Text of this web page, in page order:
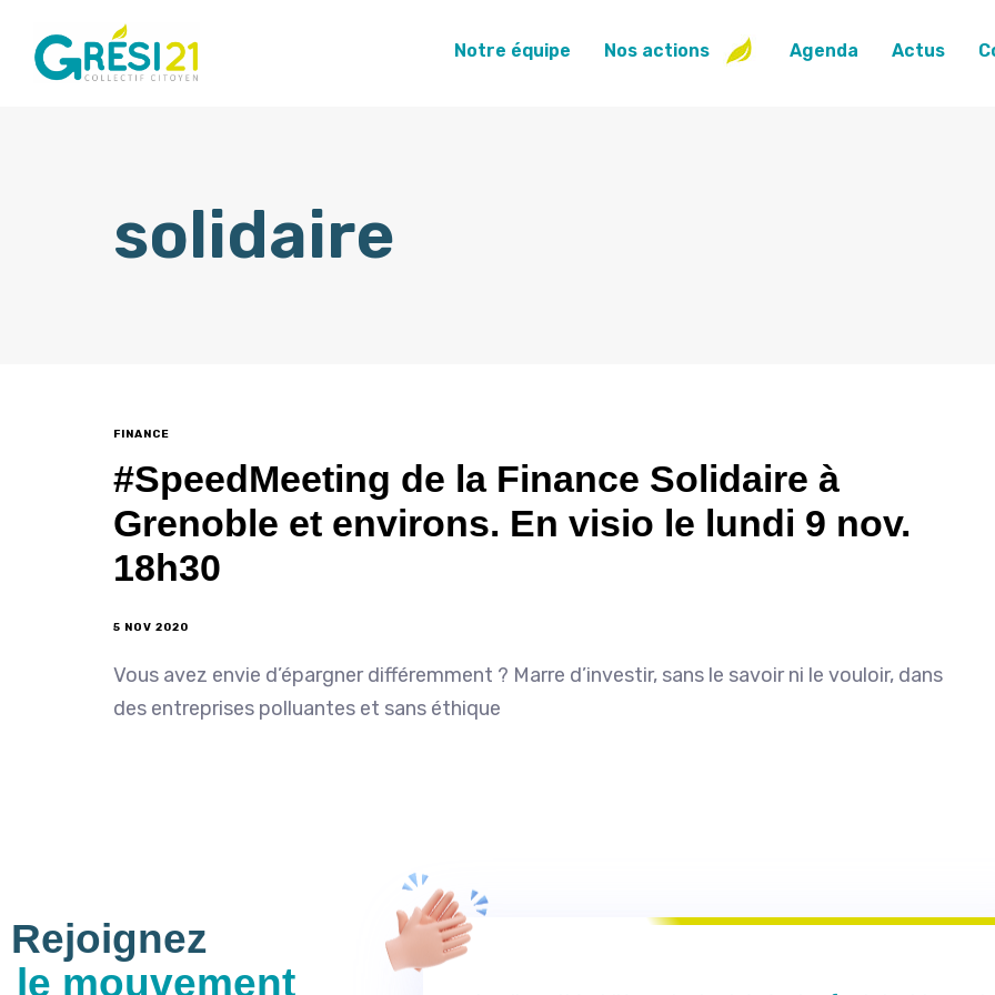
Notre équipe Nos actions Agenda Actus
solidaire
FINANCE
#SpeedMeeting de la Finance Solidaire à
Grenoble et environs. En visio le lundi 9 nov.
18h30
5 NOV 2020
Vous avez envie d’épargner différemment ? Marre d’investir, sans le savoir ni le vouloir, dans
des entreprises polluantes et sans éthique
Rejoignez
le mouvement